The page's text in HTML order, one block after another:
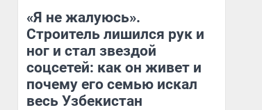
недвижимости
«Я не жалуюсь».
Строитель лишился рук и
ног и стал звездой
соцсетей: как он живет и
почему его семью искал
весь Узбекистан